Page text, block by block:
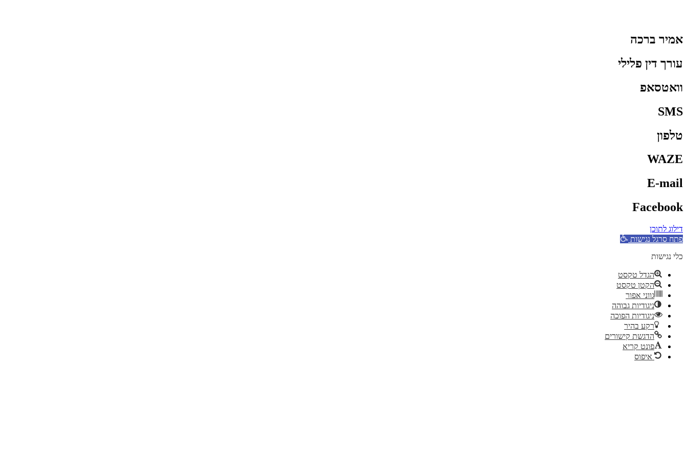
אמיר ברכה
עורך דין פלילי
וואטסאפ
SMS
טלפון
WAZE
E-mail
Facebook
דילוג לתוכן
פתח סרגל נגישות
כלי נגישות
הגדל טקסט
הקטן טקסט
גווני אפור
ניגודיות גבוהה
ניגודיות הפוכה
רקע בהיר
הדגשת קישורים
פונט קריא
איפוס